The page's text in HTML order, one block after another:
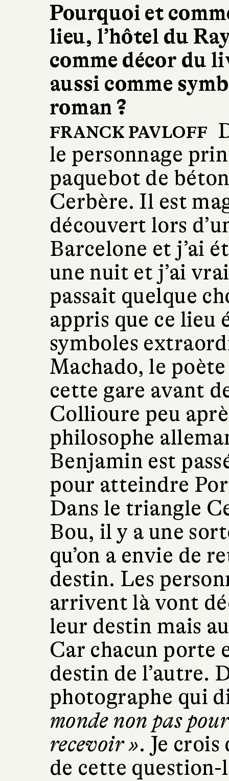
Pourquoi et
lieu, l’hôtel du
comme décor du
aussi comme
roman ?
FRANCK PAVLOFF
le personnage
paquebot de
Cerbère. Il est
découvert lors
Barcelone et j’ai
une nuit et j’ai
passait quelque
appris que ce lieu
symboles
Machado, le
cette gare avant
Collioure peu
philosophe
Benjamin est
pour atteindre
Dans le triangle
Bou, il y a une
qu’on a envie de
destin. Les
arrivent là vont
leur destin mais
Car chacun porte
destin de l’autre.
photographe qui
monde non pas
recevoir ». Je
de cette question-